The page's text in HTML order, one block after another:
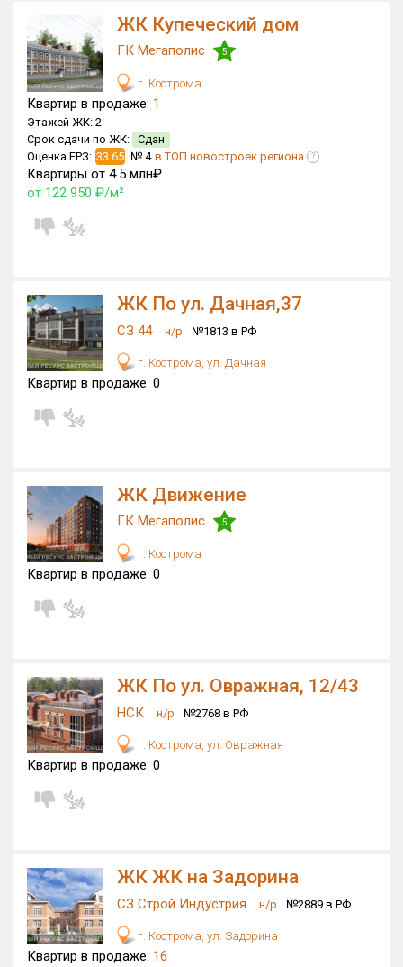
ЖК Купеческий дом
ГК Мегаполис 5
г. Кострома
Квартир в продаже: 1
Этажей ЖК: 2
Срок сдачи по ЖК: Сдан
Оценка ЕРЗ: 33.65 № 4 в ТОП новостроек региона ?
Квартиры от 4.5 млн₽
от 122 950 ₽/м²
ЖК По ул. Дачная,37
СЗ 44 н/р №1813 в РФ
г. Кострома, ул. Дачная
Квартир в продаже: 0
ЖК Движение
ГК Мегаполис 5
г. Кострома
Квартир в продаже: 0
ЖК По ул. Овражная, 12/43
НСК н/р №2768 в РФ
г. Кострома, ул. Овражная
Квартир в продаже: 0
ЖК ЖК на Задорина
СЗ Строй Индустрия н/р №2889 в РФ
г. Кострома, ул. Задорина
Квартир в продаже: 16